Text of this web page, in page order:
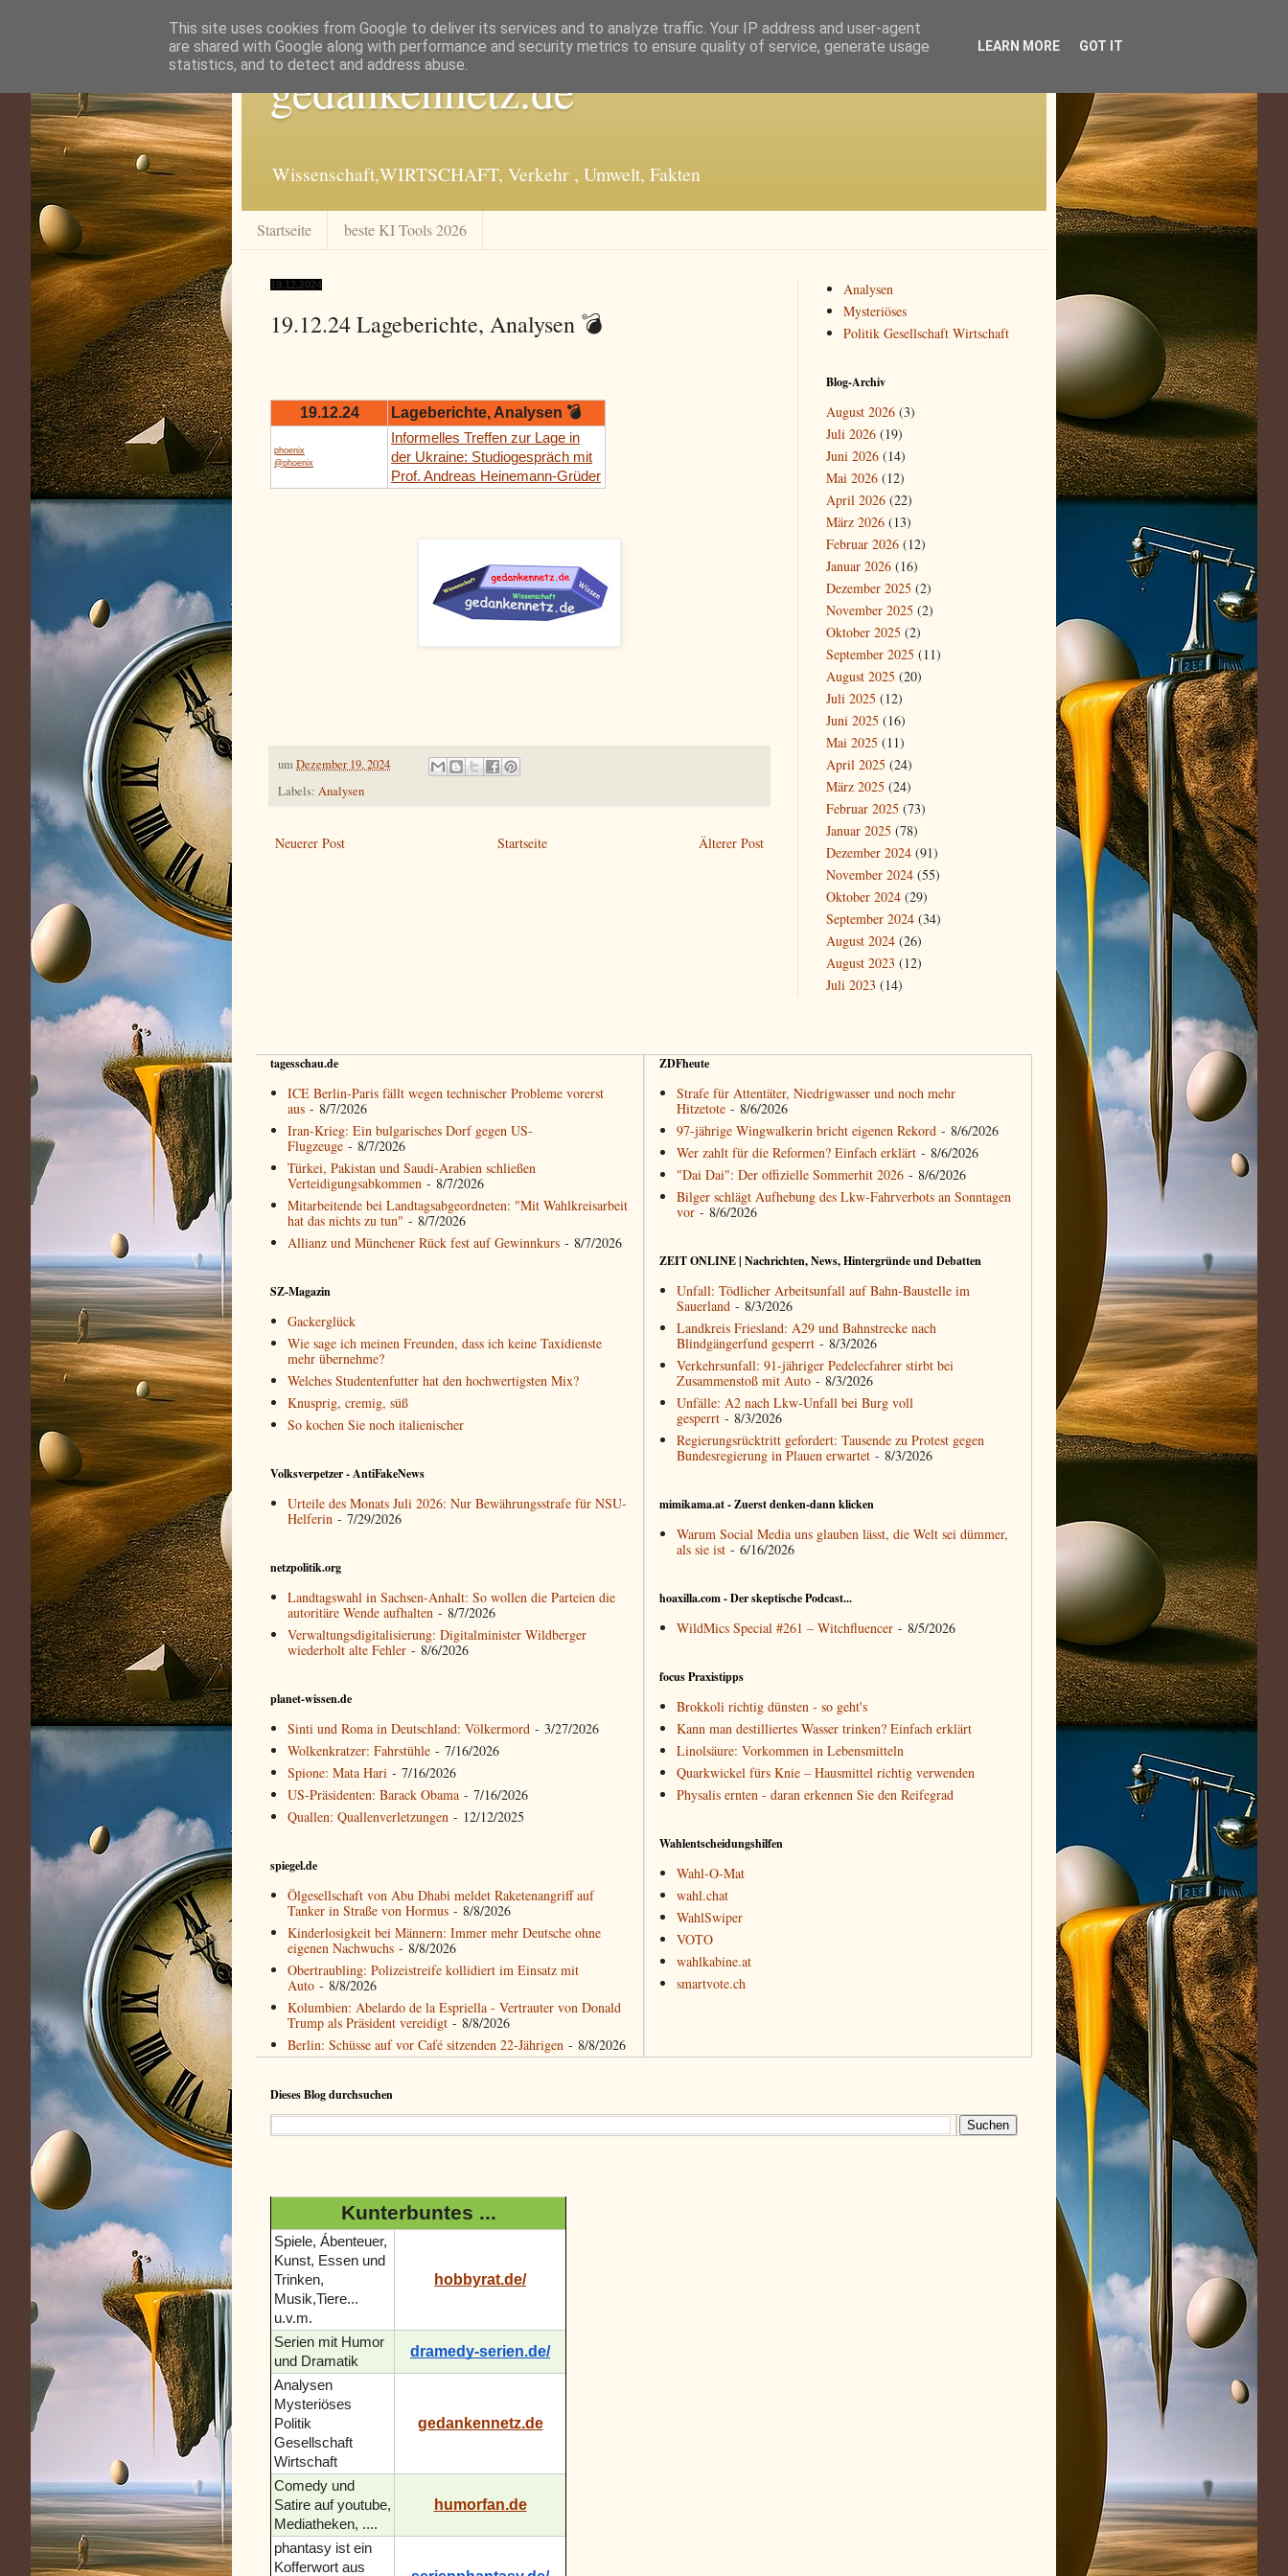
gedankennetz.de
Wissenschaft,WIRTSCHAFT, Verkehr , Umwelt, Fakten
Startseite beste KI Tools 2026
19.12.2024
19.12.24 Lageberichte, Analysen 💣
19.12.24 Lageberichte, Analysen 💣
phoenix
@phoenix
Informelles Treffen zur Lage in
der Ukraine: Studiogespräch mit
Prof. Andreas Heinemann-Grüder
umDezember 19, 2024
Labels: Analysen
Neuerer Post Älterer Post
Startseite
Analysen
Mysteriöses
Politik Gesellschaft Wirtschaft
Blog-Archiv
August 2026 (3)
Juli 2026 (19)
Juni 2026 (14)
Mai 2026 (12)
April 2026 (22)
März 2026 (13)
Februar 2026 (12)
Januar 2026 (16)
Dezember 2025 (2)
November 2025 (2)
Oktober 2025 (2)
September 2025 (11)
August 2025 (20)
Juli 2025 (12)
Juni 2025 (16)
Mai 2025 (11)
April 2025 (24)
März 2025 (24)
Februar 2025 (73)
Januar 2025 (78)
Dezember 2024 (91)
November 2024 (55)
Oktober 2024 (29)
September 2024 (34)
August 2024 (26)
August 2023 (12)
Juli 2023 (14)
tagesschau.de
ICE Berlin-Paris fällt wegen technischer Probleme vorerst
aus- 8/7/2026
Iran-Krieg: Ein bulgarisches Dorf gegen US-
Flugzeuge- 8/7/2026
Türkei, Pakistan und Saudi-Arabien schließen
Verteidigungsabkommen- 8/7/2026
Mitarbeitende bei Landtagsabgeordneten: "Mit Wahlkreisarbeit
hat das nichts zu tun" - 8/7/2026
Allianz und Münchener Rück fest auf Gewinnkurs- 8/7/2026
SZ-Magazin
Gackerglück
Wie sage ich meinen Freunden, dass ich keine Taxidienste
mehr übernehme?
Welches Studentenfutter hat den hochwertigsten Mix?
Knusprig, cremig, süß
So kochen Sie noch italienischer
Volksverpetzer - AntiFakeNews
Urteile des Monats Juli 2026: Nur Bewährungsstrafe für NSU-
Helferin- 7/29/2026
netzpolitik.org
Landtagswahl in Sachsen-Anhalt: So wollen die Parteien die
autoritäre Wende aufhalten- 8/7/2026
Verwaltungsdigitalisierung: Digitalminister Wildberger
wiederholt alte Fehler- 8/6/2026
planet-wissen.de
Sinti und Roma in Deutschland: Völkermord- 3/27/2026
Wolkenkratzer: Fahrstühle- 7/16/2026
Spione: Mata Hari- 7/16/2026
US-Präsidenten: Barack Obama- 7/16/2026
Quallen: Quallenverletzungen- 12/12/2025
spiegel.de
Ölgesellschaft von Abu Dhabi meldet Raketenangriff auf
Tanker in Straße von Hormus- 8/8/2026
Kinderlosigkeit bei Männern: Immer mehr Deutsche ohne
eigenen Nachwuchs- 8/8/2026
Obertraubling: Polizeistreife kollidiert im Einsatz mit
Auto- 8/8/2026
Kolumbien: Abelardo de la Espriella - Vertrauter von Donald
Trump als Präsident vereidigt- 8/8/2026
Berlin: Schüsse auf vor Café sitzenden 22-Jährigen- 8/8/2026
ZDFheute
Strafe für Attentäter, Niedrigwasser und noch mehr
Hitzetote- 8/6/2026
97-jährige Wingwalkerin bricht eigenen Rekord- 8/6/2026
Wer zahlt für die Reformen? Einfach erklärt- 8/6/2026
"Dai Dai": Der offizielle Sommerhit 2026- 8/6/2026
Bilger schlägt Aufhebung des Lkw-Fahrverbots an Sonntagen
vor- 8/6/2026
ZEIT ONLINE | Nachrichten, News, Hintergründe und Debatten
Unfall: Tödlicher Arbeitsunfall auf Bahn-Baustelle im
Sauerland- 8/3/2026
Landkreis Friesland: A29 und Bahnstrecke nach
Blindgängerfund gesperrt- 8/3/2026
Verkehrsunfall: 91-jähriger Pedelecfahrer stirbt bei
Zusammenstoß mit Auto- 8/3/2026
Unfälle: A2 nach Lkw-Unfall bei Burg voll
gesperrt- 8/3/2026
Regierungsrücktritt gefordert: Tausende zu Protest gegen
Bundesregierung in Plauen erwartet- 8/3/2026
mimikama.at - Zuerst denken-dann klicken
Warum Social Media uns glauben lässt, die Welt sei dümmer,
als sie ist- 6/16/2026
hoaxilla.com - Der skeptische Podcast...
WildMics Special #261 – Witchfluencer- 8/5/2026
focus Praxistipps
Brokkoli richtig dünsten - so geht's
Kann man destilliertes Wasser trinken? Einfach erklärt
Linolsäure: Vorkommen in Lebensmitteln
Quarkwickel fürs Knie – Hausmittel richtig verwenden
Physalis ernten - daran erkennen Sie den Reifegrad
Wahlentscheidungshilfen
Wahl-O-Mat
wahl.chat
WahlSwiper
VOTO
wahlkabine.at
smartvote.ch
Dieses Blog durchsuchen
Kunterbuntes ...
Spiele, Ábenteuer,
Kunst, Essen und
Trinken,
Musik,Tiere...
u.v.m.
hobbyrat.de/
Serien mit Humor
und Dramatik
dramedy-serien.de/
Analysen
Mysteriöses
Politik
Gesellschaft
Wirtschaft
gedankennetz.de
Comedy und
Satire auf youtube,
Mediatheken, ....
humorfan.de
phantasy ist ein
Kofferwort aus
This site uses cookies from Google to deliver its services and to analyze traffic. Your IP address and user-agent
are shared with Google along with performance and security metrics to ensure quality of service, generate usage
statistics, and to detect and address abuse.
LEARN MORE GOT IT